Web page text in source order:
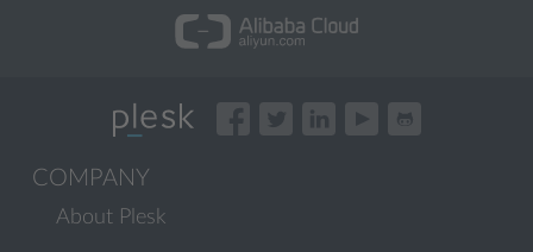
COMPANY
About Plesk